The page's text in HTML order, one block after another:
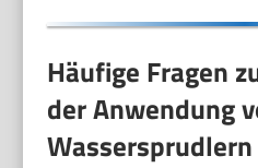
Häufige Fragen
der Anwendung
Wassersprudlern